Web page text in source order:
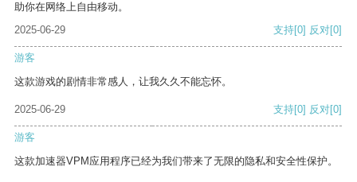
助你在网络上自由移动。
2025-06-29
支持[0] 反对[0]
游客
这款游戏的剧情非常感人，让我久久不能忘怀。
2025-06-29 支持[0] 反对[0]
游客
这款加速器VPM应用程序已经为我们带来了无限的隐私和安全性保护。